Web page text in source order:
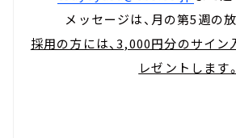
メッセージは、月の第5週の
採用の方には、3,000円分のサイ
レゼントします。